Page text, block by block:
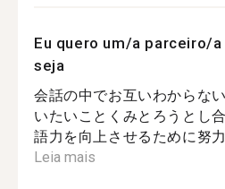
Eu quero um/a parceiro/
seja
会話の中でお互いわからな
いたいことくみとろうとし
語力を向上させるために努
Leia mais